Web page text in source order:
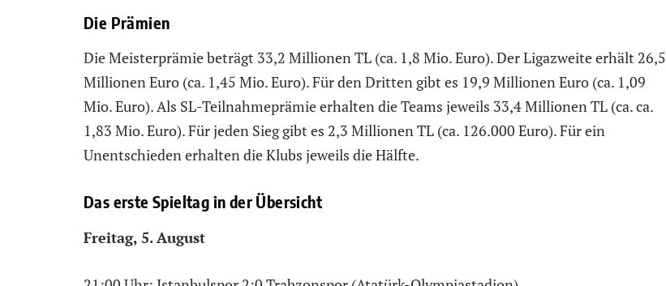
Die Prämien
Die Meisterprämie beträgt 33,2 Millionen TL (ca. 1,8 Mio. Euro). Der Ligazweite erhält 26,5
Millionen Euro (ca. 1,45 Mio. Euro). Für den Dritten gibt es 19,9 Millionen Euro (ca. 1,09
Mio. Euro). Als SL-Teilnahmeprämie erhalten die Teams jeweils 33,4 Millionen TL (ca. ca.
1,83 Mio. Euro). Für jeden Sieg gibt es 2,3 Millionen TL (ca. 126.000 Euro). Für ein
Unentschieden erhalten die Klubs jeweils die Hälfte.
Das erste Spieltag in der Übersicht
Freitag, 5. August